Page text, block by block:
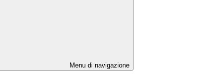
Menu di navigazione